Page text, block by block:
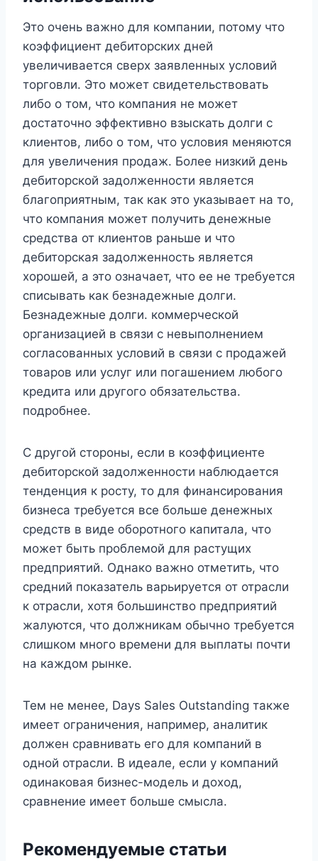
Это очень важно для компании, потому что
коэффициент дебиторских дней
увеличивается сверх заявленных условий
торговли. Это может свидетельствовать
либо о том, что компания не может
достаточно эффективно взыскать долги с
клиентов, либо о том, что условия меняются
для увеличения продаж. Более низкий день
дебиторской задолженности является
благоприятным, так как это указывает на то,
что компания может получить денежные
средства от клиентов раньше и что
дебиторская задолженность является
хорошей, а это означает, что ее не требуется
списывать как безнадежные долги.
Безнадежные долги. коммерческой
организацией в связи с невыполнением
согласованных условий в связи с продажей
товаров или услуг или погашением любого
кредита или другого обязательства.
подробнее.
С другой стороны, если в коэффициенте
дебиторской задолженности наблюдается
тенденция к росту, то для финансирования
бизнеса требуется все больше денежных
средств в виде оборотного капитала, что
может быть проблемой для растущих
предприятий. Однако важно отметить, что
средний показатель варьируется от отрасли
к отрасли, хотя большинство предприятий
жалуются, что должникам обычно требуется
слишком много времени для выплаты почти
на каждом рынке.
Тем не менее, Days Sales Outstanding также
имеет ограничения, например, аналитик
должен сравнивать его для компаний в
одной отрасли. В идеале, если у компаний
одинаковая бизнес-модель и доход,
сравнение имеет больше смысла.
Рекомендуемые статьи